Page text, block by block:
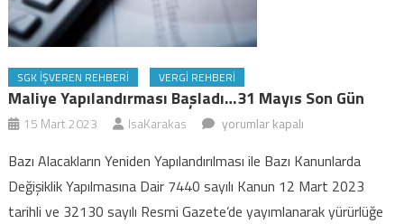
SGK İŞVEREN REHBERI VERGI REHBERI
Maliye Yapılandırması Başladı…31 Mayıs Son Gün
15 Mart 2023 IsaKarakas
Maliye
başladı…
31
mayıs
yorumlar kapalı
Bazı Alacakların Yeniden Yapılandırılması ile Bazı Kanunlarda
Değişiklik Yapılmasına Dair 7440 sayılı Kanun 12 Mart 2023
tarihli ve 32130 sayılı Resmi Gazete’de yayımlanarak yürürlüğe